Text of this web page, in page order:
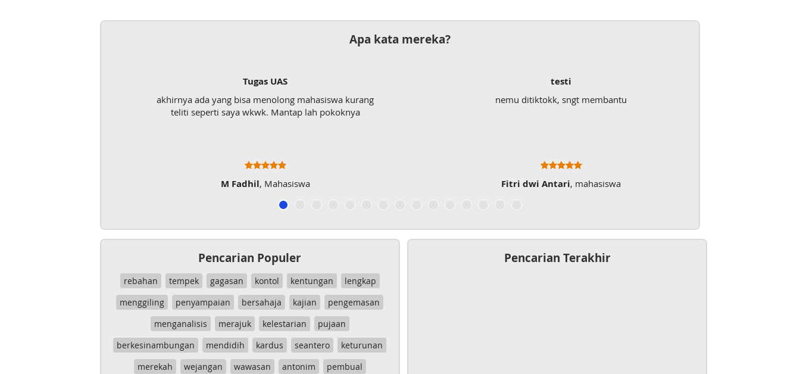
Apa kata mereka?
Tugas UAS
akhirnya ada yang bisa menolong mahasiswa kurang
teliti seperti saya wkwk. Mantap lah pokoknya
M Fadhil, Mahasiswa
testi
nemu ditiktokk, sngt membantu
Fitri dwi Antari, mahasiswa
Pencarian Populer
rebahan tempek gagasan kontol kentungan
lengkap
menggiling
penyampaian bersahaja kajian
pengemasan
menganalisis
merajuk kelestarian
pujaan
berkesinambungan
mendidih kardus seantero
keturunan
merekah
wejangan wawasan antonim
pembual
Pencarian Terakhir